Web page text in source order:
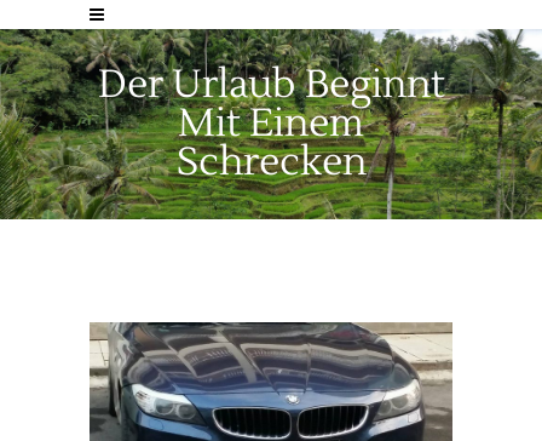
Der Urlaub Beginnt
Mit Einem
Schrecken